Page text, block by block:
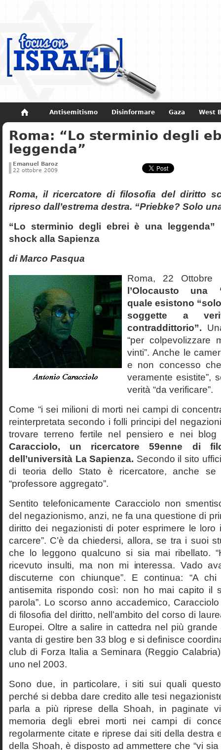
Antisemitismo Disinformare Gaza West
Non dimenticare Storia di Israele
Roma: “Lo sterminio degli
leggenda”
Emanuel Baroz
22 ottobre 2009
Roma, il ricercatore di filosofia del diritto
ripreso dall’estrema destra. “Priebke? Solo
“Lo sterminio degli ebrei è una leggenda”
shock alla Sapienza
di Marco Pasqua
Roma, 22
l’Olocausto una
quale esistono
soggette a
contraddittorio”.
“per colpevolizzare
vinti”. Anche le
e non concesso
veramente esistite”,
verità “da verificare”.
Come “i sei milioni di morti nei campi di
reinterpretata secondo i folli principi del
trovare terreno fertile nel pensiero e nei
Caracciolo, un ricercatore 59enne di
dell’università La Sapienza. Secondo il sito
di teoria dello Stato è ricercatore, anche
“professore aggregato”.
Sentito telefonicamente Caracciolo non
del negazionismo, anzi, ne fa una questione di
diritto dei negazionisti di poter esprimere le loro
carcere”. C’è da chiedersi, allora, se tra i suoi
che lo leggono qualcuno si sia mai ribellato.
ricevuto insulti, ma non mi interessa. Vado
discuterne con chiunque”. E continua: “A
antisemita rispondo così: non ho mai capito il
parola”. Lo scorso anno accademico,
di filosofia del diritto, nell’ambito del corso di
Europei. Oltre a salire in cattedra nel più grande
vanta di gestire ben 33 blog e si definisce
club di Forza Italia a Seminara (Reggio
uno nel 2003.
Sono due, in particolare, i siti sui quali
perché si debba dare credito alle tesi
parla a più riprese della Shoah, in paginate
memoria degli ebrei morti nei campi di
regolarmente citate e riprese dai siti della destra
della Shoah, è disposto ad ammettere che “vi